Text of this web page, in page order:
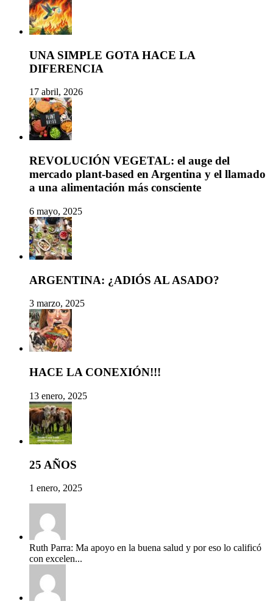
UNA SIMPLE GOTA HACE LA
DIFERENCIA
17 abril, 2026
REVOLUCIÓN VEGETAL: el auge del
mercado plant-based en Argentina y el llamado
a una alimentación más consciente
6 mayo, 2025
ARGENTINA: ¿ADIÓS AL ASADO?
3 marzo, 2025
HACE LA CONEXIÓN!!!
13 enero, 2025
25 AÑOS
1 enero, 2025
Ruth Parra: Ma apoyo en la buena salud y por eso lo calificó
con excelen...